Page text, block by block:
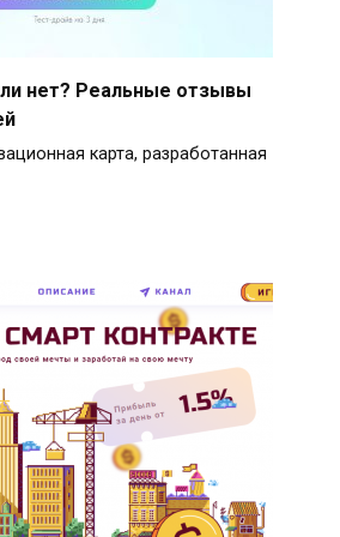
нет? Реальные отзывы
карта, разработанная